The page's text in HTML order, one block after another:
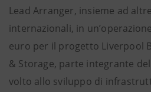
Lead Arranger, insieme ad
internazionali, in
euro per il progetto Liverpool
& Storage, parte integrante
volto allo sviluppo di